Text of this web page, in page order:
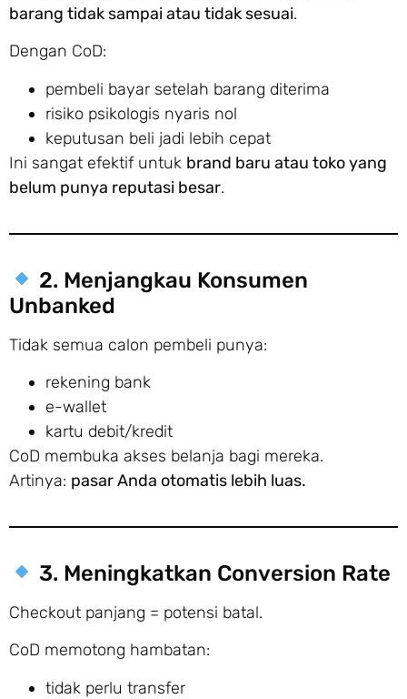
barang tidak sampai atau tidak sesuai.
Dengan CoD:
pembeli bayar setelah barang diterima
risiko psikologis nyaris nol
keputusan beli jadi lebih cepat
Ini sangat efektif untuk brand baru atau toko yang
belum punya reputasi besar.
2. Menjangkau Konsumen
Unbanked
Tidak semua calon pembeli punya:
rekening bank
e-wallet
kartu debit/kredit
CoD membuka akses belanja bagi mereka.
Artinya: pasar Anda otomatis lebih luas.
3. Meningkatkan Conversion Rate
Checkout panjang = potensi batal.
CoD memotong hambatan:
tidak perlu transfer